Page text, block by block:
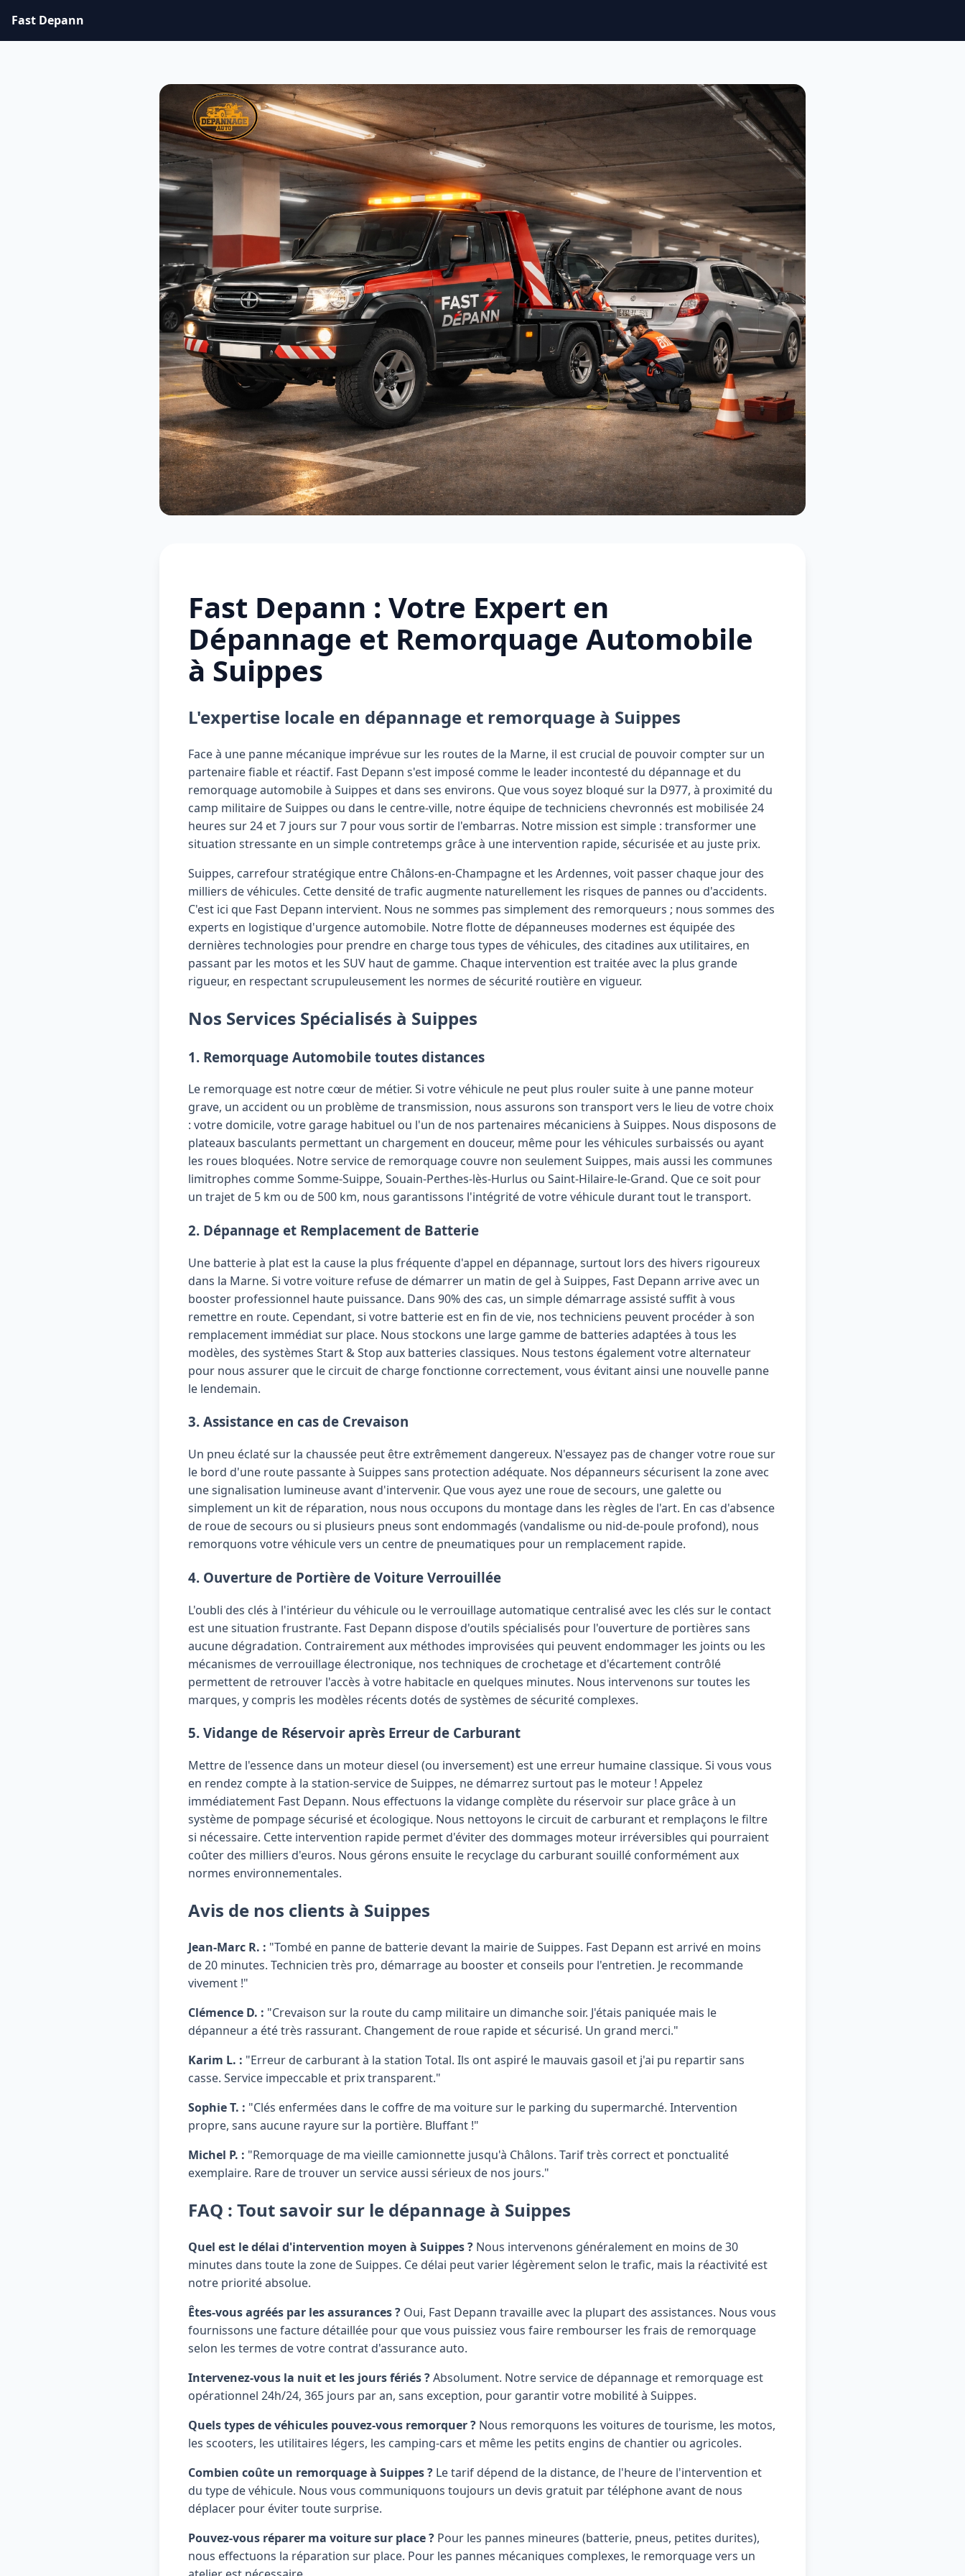
Fast Depann
Fast Depann : Votre Expert en
Dépannage et Remorquage Automobile
à Suippes
L'expertise locale en dépannage et remorquage à Suippes
Face à une panne mécanique imprévue sur les routes de la Marne, il est crucial de pouvoir compter sur un
partenaire fiable et réactif. Fast Depann s'est imposé comme le leader incontesté du dépannage et du
remorquage automobile à Suippes et dans ses environs. Que vous soyez bloqué sur la D977, à proximité du
camp militaire de Suippes ou dans le centre-ville, notre équipe de techniciens chevronnés est mobilisée 24
heures sur 24 et 7 jours sur 7 pour vous sortir de l'embarras. Notre mission est simple : transformer une
situation stressante en un simple contretemps grâce à une intervention rapide, sécurisée et au juste prix.
Suippes, carrefour stratégique entre Châlons-en-Champagne et les Ardennes, voit passer chaque jour des
milliers de véhicules. Cette densité de trafic augmente naturellement les risques de pannes ou d'accidents.
C'est ici que Fast Depann intervient. Nous ne sommes pas simplement des remorqueurs ; nous sommes des
experts en logistique d'urgence automobile. Notre flotte de dépanneuses modernes est équipée des
dernières technologies pour prendre en charge tous types de véhicules, des citadines aux utilitaires, en
passant par les motos et les SUV haut de gamme. Chaque intervention est traitée avec la plus grande
rigueur, en respectant scrupuleusement les normes de sécurité routière en vigueur.
Nos Services Spécialisés à Suippes
1. Remorquage Automobile toutes distances
Le remorquage est notre cœur de métier. Si votre véhicule ne peut plus rouler suite à une panne moteur
grave, un accident ou un problème de transmission, nous assurons son transport vers le lieu de votre choix
: votre domicile, votre garage habituel ou l'un de nos partenaires mécaniciens à Suippes. Nous disposons de
plateaux basculants permettant un chargement en douceur, même pour les véhicules surbaissés ou ayant
les roues bloquées. Notre service de remorquage couvre non seulement Suippes, mais aussi les communes
limitrophes comme Somme-Suippe, Souain-Perthes-lès-Hurlus ou Saint-Hilaire-le-Grand. Que ce soit pour
un trajet de 5 km ou de 500 km, nous garantissons l'intégrité de votre véhicule durant tout le transport.
2. Dépannage et Remplacement de Batterie
Une batterie à plat est la cause la plus fréquente d'appel en dépannage, surtout lors des hivers rigoureux
dans la Marne. Si votre voiture refuse de démarrer un matin de gel à Suippes, Fast Depann arrive avec un
booster professionnel haute puissance. Dans 90% des cas, un simple démarrage assisté suffit à vous
remettre en route. Cependant, si votre batterie est en fin de vie, nos techniciens peuvent procéder à son
remplacement immédiat sur place. Nous stockons une large gamme de batteries adaptées à tous les
modèles, des systèmes Start & Stop aux batteries classiques. Nous testons également votre alternateur
pour nous assurer que le circuit de charge fonctionne correctement, vous évitant ainsi une nouvelle panne
le lendemain.
3. Assistance en cas de Crevaison
Un pneu éclaté sur la chaussée peut être extrêmement dangereux. N'essayez pas de changer votre roue sur
le bord d'une route passante à Suippes sans protection adéquate. Nos dépanneurs sécurisent la zone avec
une signalisation lumineuse avant d'intervenir. Que vous ayez une roue de secours, une galette ou
simplement un kit de réparation, nous nous occupons du montage dans les règles de l'art. En cas d'absence
de roue de secours ou si plusieurs pneus sont endommagés (vandalisme ou nid-de-poule profond), nous
remorquons votre véhicule vers un centre de pneumatiques pour un remplacement rapide.
4. Ouverture de Portière de Voiture Verrouillée
L'oubli des clés à l'intérieur du véhicule ou le verrouillage automatique centralisé avec les clés sur le contact
est une situation frustrante. Fast Depann dispose d'outils spécialisés pour l'ouverture de portières sans
aucune dégradation. Contrairement aux méthodes improvisées qui peuvent endommager les joints ou les
mécanismes de verrouillage électronique, nos techniques de crochetage et d'écartement contrôlé
permettent de retrouver l'accès à votre habitacle en quelques minutes. Nous intervenons sur toutes les
marques, y compris les modèles récents dotés de systèmes de sécurité complexes.
5. Vidange de Réservoir après Erreur de Carburant
Mettre de l'essence dans un moteur diesel (ou inversement) est une erreur humaine classique. Si vous vous
en rendez compte à la station-service de Suippes, ne démarrez surtout pas le moteur ! Appelez
immédiatement Fast Depann. Nous effectuons la vidange complète du réservoir sur place grâce à un
système de pompage sécurisé et écologique. Nous nettoyons le circuit de carburant et remplaçons le filtre
si nécessaire. Cette intervention rapide permet d'éviter des dommages moteur irréversibles qui pourraient
coûter des milliers d'euros. Nous gérons ensuite le recyclage du carburant souillé conformément aux
normes environnementales.
Avis de nos clients à Suippes
Jean-Marc R. : "Tombé en panne de batterie devant la mairie de Suippes. Fast Depann est arrivé en moins
de 20 minutes. Technicien très pro, démarrage au booster et conseils pour l'entretien. Je recommande
vivement !"
Clémence D. : "Crevaison sur la route du camp militaire un dimanche soir. J'étais paniquée mais le
dépanneur a été très rassurant. Changement de roue rapide et sécurisé. Un grand merci."
Karim L. : "Erreur de carburant à la station Total. Ils ont aspiré le mauvais gasoil et j'ai pu repartir sans
casse. Service impeccable et prix transparent."
Sophie T. : "Clés enfermées dans le coffre de ma voiture sur le parking du supermarché. Intervention
propre, sans aucune rayure sur la portière. Bluffant !"
Michel P. : "Remorquage de ma vieille camionnette jusqu'à Châlons. Tarif très correct et ponctualité
exemplaire. Rare de trouver un service aussi sérieux de nos jours."
FAQ : Tout savoir sur le dépannage à Suippes
Quel est le délai d'intervention moyen à Suippes ? Nous intervenons généralement en moins de 30
minutes dans toute la zone de Suippes. Ce délai peut varier légèrement selon le trafic, mais la réactivité est
notre priorité absolue.
Êtes-vous agréés par les assurances ? Oui, Fast Depann travaille avec la plupart des assistances. Nous vous
fournissons une facture détaillée pour que vous puissiez vous faire rembourser les frais de remorquage
selon les termes de votre contrat d'assurance auto.
Intervenez-vous la nuit et les jours fériés ?Absolument. Notre service de dépannage et remorquage est
opérationnel 24h/24, 365 jours par an, sans exception, pour garantir votre mobilité à Suippes.
Quels types de véhicules pouvez-vous remorquer ? Nous remorquons les voitures de tourisme, les motos,
les scooters, les utilitaires légers, les camping-cars et même les petits engins de chantier ou agricoles.
Combien coûte un remorquage à Suippes ? Le tarif dépend de la distance, de l'heure de l'intervention et
du type de véhicule. Nous vous communiquons toujours un devis gratuit par téléphone avant de nous
déplacer pour éviter toute surprise.
Pouvez-vous réparer ma voiture sur place ? Pour les pannes mineures (batterie, pneus, petites durites),
nous effectuons la réparation sur place. Pour les pannes mécaniques complexes, le remorquage vers un